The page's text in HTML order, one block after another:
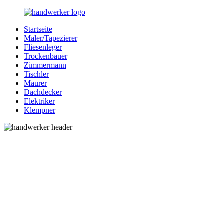
Zurück
Inhalt
Bessere-
Handwerker.de
Handwerker
Ihrer
Nähe
Startseite
Maler/Tapezierer
Fliesenleger
Trockenbauer
Zimmermann
Tischler
Maurer
Dachdecker
Elektriker
Klempner